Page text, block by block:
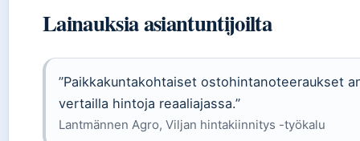
Lainauksia asiantuntijoilta
”Paikkakuntakohtaiset ostohintanoteeraukset
vertailla hintoja reaaliajassa.”
Lantmännen Agro, Viljan hintakiinnitys -työkalu